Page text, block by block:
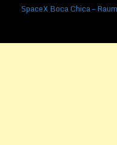
SpaceX Boca Chica –